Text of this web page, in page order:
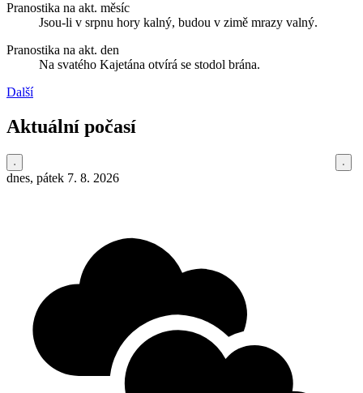
Pranostika na akt. měsíc
Jsou-li v srpnu hory kalný, budou v zimě mrazy valný.
Pranostika na akt. den
Na svatého Kajetána otvírá se stodol brána.
Další
Aktuální počasí
dnes, pátek 7. 8. 2026